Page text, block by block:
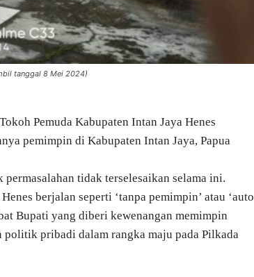
tanggal 8 Mei 2024)
Tokoh Pemuda Kabupaten Intan Jaya Henes
pemimpin di Kabupaten Intan Jaya, Papua
permasalahan tidak terselesaikan selama ini.
berjalan seperti ‘tanpa pemimpin’ atau ‘auto
Bupati yang diberi kewenangan memimpin
politik pribadi dalam rangka maju pada Pilkada